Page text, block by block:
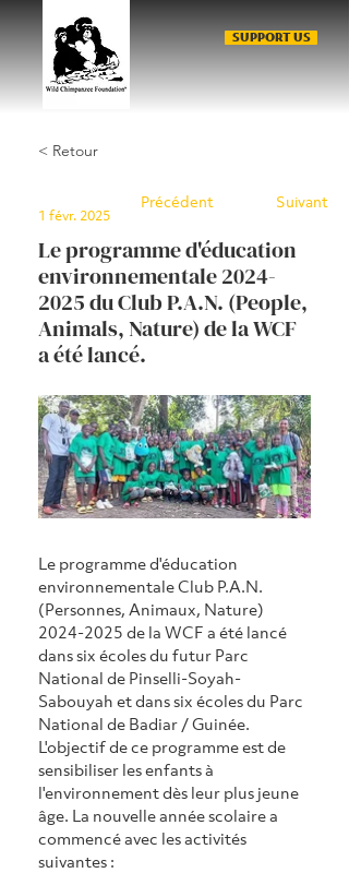
SUPPORT US
< Retour
Le programme d'éducation
environnementale2024-
2025du Club P.A.N. (People,
Animals, Nature) de la WCF
a été lancé.
1 févr. 2025
Précédent Suivant
Le programme d'éducation
environnementale Club P.A.N.
(Personnes, Animaux, Nature)
2024-2025 de la WCF a été lancé
dans six écoles du futur Parc
National de Pinselli-Soyah-
Sabouyah et dans six écoles du Parc
National de Badiar / Guinée.
L'objectif de ce programme est de
sensibiliser les enfants à
l'environnement dès leur plus jeune
âge. La nouvelle année scolaire a
commencé avec les activités
suivantes :